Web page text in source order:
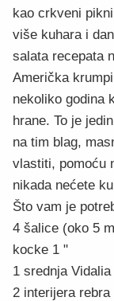
kao crkveni
više kuhara i
salata recepata
Američka
nekoliko godina
hrane. To je
na tim blag,
vlastiti, pomoću
nikada nećete
Što vam je
4 šalice (oko 5
kocke 1 "
1 srednja
2 interijera